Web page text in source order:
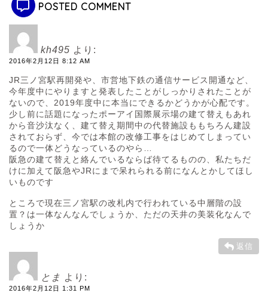
POSTED COMMENT
kh495 より:
2016年2月12日 8:12 AM
JR三ノ宮駅再開発や、市営地下鉄の通信サービス開通など、
今年度中にやりますと発表したことがしっかりされたことが
ないので、2019年度中に本当にできるかどうかが心配です。
少し前に話題になったポーアイ国際展示場の建て替えもあれ
から音沙汰なく、建て替え期間中の代替施設ももちろん建設
されておらず、今では本館の改修工事をはじめてしまってい
るので一体どうなっているのやら…
阪急の建て替えと絡んでいるならば待てるものの、私たちだ
けに加えて阪急やJRにまで呆れられる前になんとかしてほし
いものです
ところで現在三ノ宮駅の改札内で行われている中層階の設
置？は一体なんなんでしょうか、ただの天井の美装化なんで
しょうか
返信
とま より:
2016年2月12日 1:31 PM